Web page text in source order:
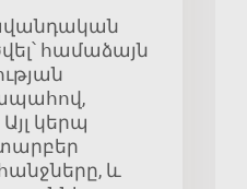
համաձայն
կերպ
և